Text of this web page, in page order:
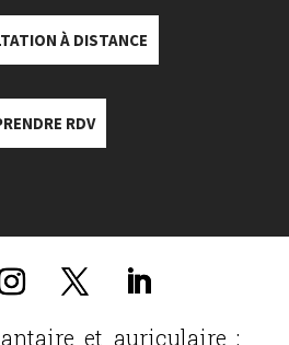
À DISTANCE
RDV
et auriculaire :